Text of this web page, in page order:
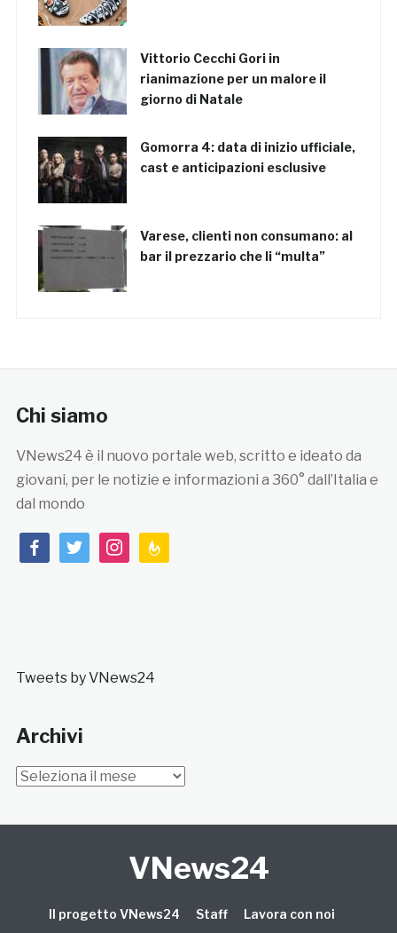
Vittorio Cecchi Gori in
rianimazione per un malore il
giorno di Natale
Gomorra 4: data di inizio ufficiale,
cast e anticipazioni esclusive
Varese, clienti non consumano: al
bar il prezzario che li “multa”
Chi siamo
VNews24 è il nuovo portale web, scritto e ideato da
giovani, per le notizie e informazioni a 360° dall’Italia e
dal mondo
facebooktwitterinstagramfeedburner
Tweets by VNews24
Archivi
Archivi
VNews24
Il progetto VNews24 Staff
Lavora con noi